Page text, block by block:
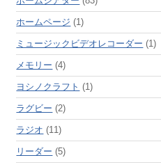
ホームページ (1)
ミュージックビデオレコーダー (1)
メモリー (4)
ヨシノクラフト (1)
ラグビー (2)
ラジオ (11)
リーダー (5)